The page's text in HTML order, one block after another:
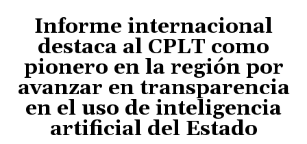
Informe internacional
destaca al CPLT como
pionero en la región por
avanzar en transparencia
en el uso de inteligencia
artificial del Estado